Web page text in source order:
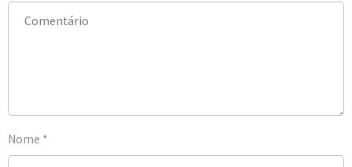
Nome *